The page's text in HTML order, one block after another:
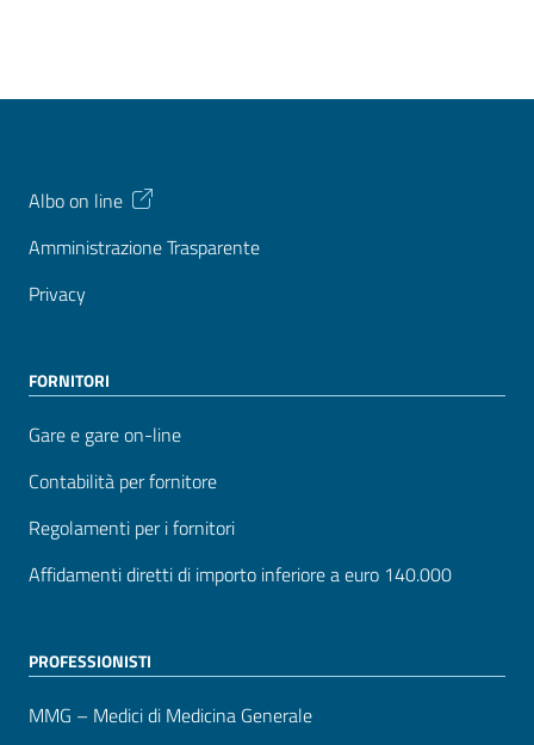
Albo on line
Amministrazione Trasparente
Privacy
FORNITORI
Gare e gare on-line
Contabilità per fornitore
Regolamenti per i fornitori
Affidamenti diretti di importo inferiore a euro 140.000
PROFESSIONISTI
MMG – Medici di Medicina Generale